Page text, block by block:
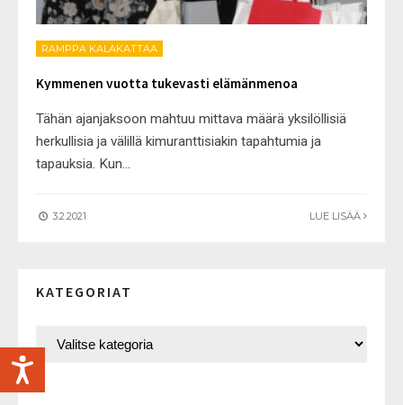
RAMPPA KALAKATTAA
Kymmenen vuotta tukevasti elämänmenoa
Tähän ajanjaksoon mahtuu mittava määrä yksilöllisiä
herkullisia ja välillä kimuranttisiakin tapahtumia ja
tapauksia. Kun...
3.2.2021 LUE LISÄÄ
KATEGORIAT